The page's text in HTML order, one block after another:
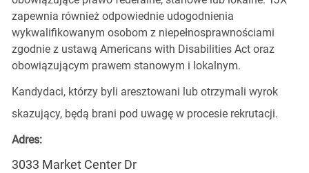
zapewnia również odpowiednie udogodnienia
wykwalifikowanym osobom z niepełnosprawnościami
zgodnie z ustawą Americans with Disabilities Act oraz
obowiązującym prawem stanowym i lokalnym.
Kandydaci, którzy byli aresztowani lub otrzymali wyrok
skazujący, będą brani pod uwagę w procesie rekrutacji.
Adres:
3033 Market Center Dr